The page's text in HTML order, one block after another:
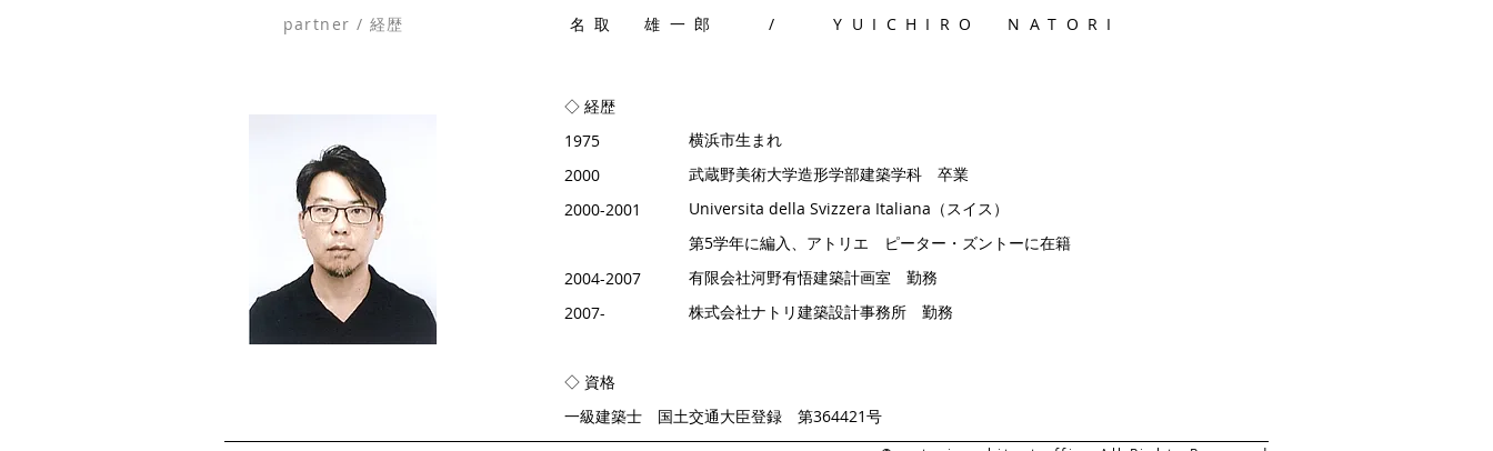
partner / 経歴​ 名取 雄一郎 / YUICHIRO NATORI
◇ 経歴
1975
2000​
2000-2001
2004-2007​
2007-
◇ 資格
一級建築士 国土交通大臣登録 第364421号
​横浜市生まれ
武蔵野美術大学造形学部建築学科 卒業
Universita della Svizzera Italiana（スイス）
第5学年に編入、アトリエ ピーター・ズントーに在籍
有限会社河野有悟建築計画室 勤務
​株式会社ナトリ建築設計事務所 勤務